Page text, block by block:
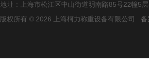
地址：上海市松江区中山街道明南路85号22幢5
版权所有 © 2026 上海柯力称重设备有限公司